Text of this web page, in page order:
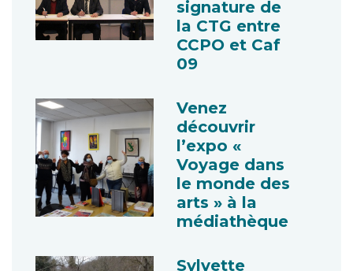
signature de
la CTG entre
CCPO et Caf
09
Venez
découvrir
l’expo «
Voyage dans
le monde des
arts » à la
médiathèque
Sylvette